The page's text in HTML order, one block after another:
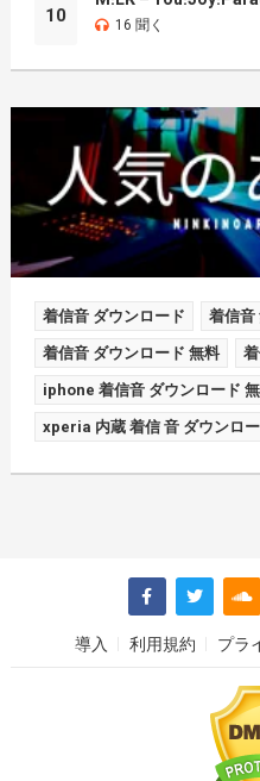
10 16 聞く
着信音 ダウンロード 着信音
着信音 ダウンロード 無料
iphone 着信音 ダウンロード
xperia 内蔵 着信 音 ダウンロ
導入 利用規約 プラ